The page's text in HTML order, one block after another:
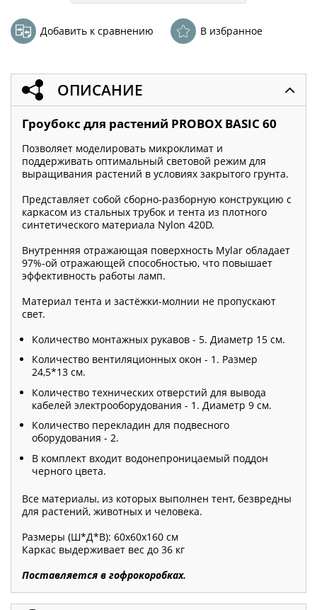
Добавить к сравнению В избранное
ОПИСАНИЕ
Гроубокс для растений PROBOX BASIC 60
Позволяет моделировать микроклимат и
поддерживать оптимальный световой режим для
выращивания растений в условиях закрытого грунта.
Представляет собой сборно-разборную конструкцию с
каркасом из стальных трубок и тента из плотного
синтетического материала Nylon 420D.
Внутренняя отражающая поверхность Mylar обладает
97%-ой отражающей способностью, что повышает
эффективность работы ламп.
Материал тента и застёжки-молнии не пропускают
свет.
Количество монтажных рукавов - 5. Диаметр 15 см.
Количество вентиляционных окон - 1. Размер
24,5*13 см.
Количество технических отверстий для вывода
кабелей электрооборудования - 1. Диаметр 9 см.
Количество перекладин для подвесного
оборудования - 2.
В комплект входит водонепроницаемый поддон
черного цвета.
Все материалы, из которых выполнен тент, безвредны
для растений, животных и человека.
Размеры (Ш*Д*В): 60х60х160 см
Каркас выдерживает вес до 36 кг
Поставляется в гофрокоробках.